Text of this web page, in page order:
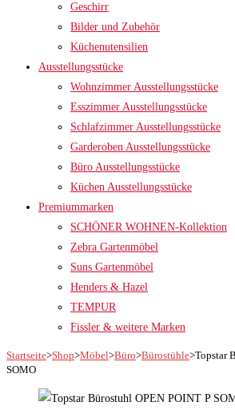
Geschirr
Bilder und Zubehör
Küchenutensilien
Ausstellungsstücke
Wohnzimmer Ausstellungsstücke
Esszimmer Ausstellungsstücke
Schlafzimmer Ausstellungsstücke
Garderoben Ausstellungsstücke
Büro Ausstellungsstücke
Küchen Ausstellungsstücke
Premiummarken
SCHÖNER WOHNEN-Kollektion
Zebra Gartenmöbel
Suns Gartenmöbel
Henders & Hazel
TEMPUR
Fissler & weitere Marken
Startseite>Shop>Möbel>Büro>Bürostühle>Topstar
SOMO